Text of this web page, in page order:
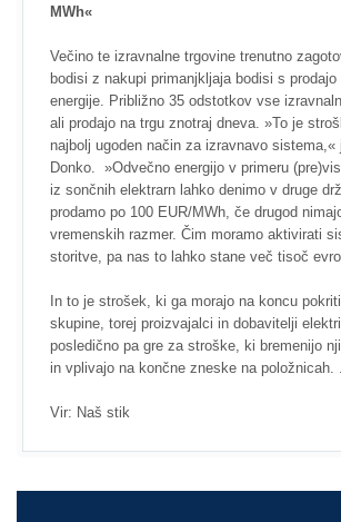
MWh«
Večino te izravnalne trgovine trenutno
bodisi z nakupi primanjkljaja bodisi s
energije. Približno 35 odstotkov vse
ali prodajo na trgu znotraj dneva. »To je
najbolj ugoden način za izravnavo sistema,«
Donko. »Odvečno energijo v primeru
iz sončnih elektrarn lahko denimo v druge
prodamo po 100 EUR/MWh, če drugod
vremenskih razmer. Čim moramo aktivirati
storitve, pa nas to lahko stane več tisoč
In to je strošek, ki ga morajo na koncu
skupine, torej proizvajalci in dobavitelji
posledično pa gre za stroške, ki bremenijo
in vplivajo na končne zneske na položnicah.
Vir: Naš stik